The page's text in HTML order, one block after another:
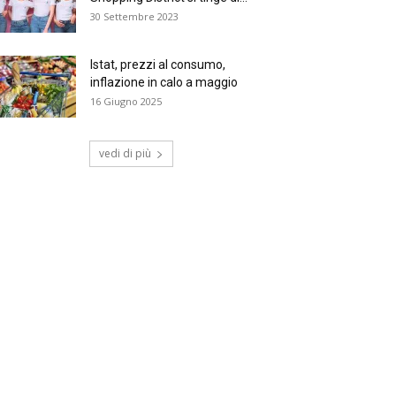
30 Settembre 2023
Istat, prezzi al consumo,
inflazione in calo a maggio
16 Giugno 2025
vedi di più